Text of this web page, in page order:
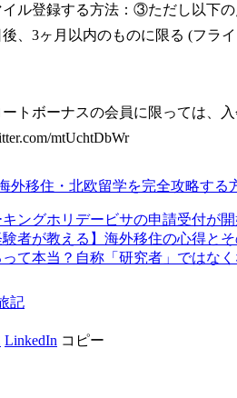
ル登録する方法：③ただし以下
、3ヶ月以内のものに限る (フラ
ートボーナスの会員に限っては、
mtUchtDbWr
外移住・北欧留学を完全攻略する
ングホリデービサの申請受付が
験者が教える】海外移住の心得と
て本当？自称「研究者」ではなく
記
LinkedIn コピー